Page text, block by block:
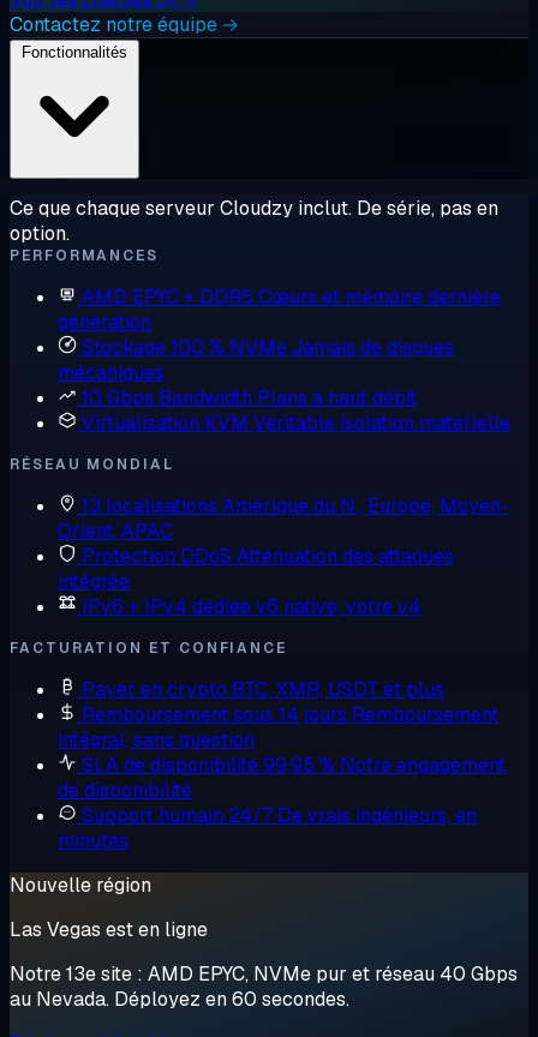
Contactez notre équipe →
Ce que chaque serveur Cloudzy inclut. De série, pas en
option.
PERFORMANCES
AMD EPYC + DDR5 Cœurs et mémoire dernière
génération
Stockage 100 % NVMeJamais de disques
mécaniques
10 Gbps Bandwidth Plans à haut débit
Virtualisation KVM Véritable isolation matérielle
RÉSEAU MONDIAL
13 localisations Amérique du N., Europe, Moyen-
Orient, APAC
Protection DDoS Atténuation des attaques
intégrée
IPv6 + IPv4 dédiéev6 native, votre v4
FACTURATION ET CONFIANCE
Payer en crypto BTC, XMR, USDT et plus
Remboursement sous 14 jours Remboursement
intégral, sans question
SLA de disponibilité 99,95 % Notre engagement
de disponibilité
Support humain 24/7 De vrais ingénieurs, en
minutes
Nouvelle région
Las Vegas est en ligne
Notre 13e site : AMD EPYC, NVMe pur et réseau 40 Gbps
au Nevada. Déployez en 60 secondes.